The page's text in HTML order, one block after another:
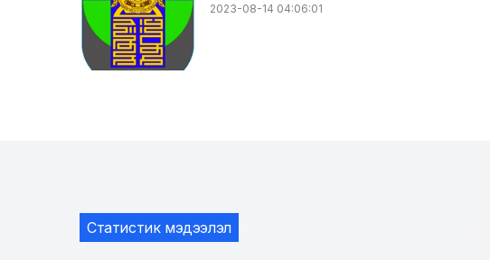
2023-08-14 04:06:01
Статистик мэдээлэл